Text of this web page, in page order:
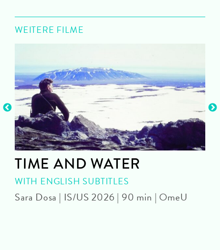
WEITERE FILME
TIME AND WATER
WITH ENGLISH SUBTITLES
Sara Dosa | IS/US 2026 | 90 min | OmeU